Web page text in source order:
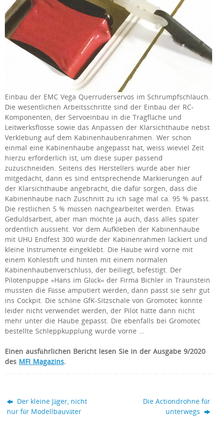
Einbau der EMC Vega Querruderservos im Schrumpfschlauch.
Die wesentlichen Arbeitsschritte sind der Einbau der RC-
Komponenten, der Servoeinbau in die Tragfläche und
Leitwerksflosse sowie das Anpassen der Klarsichthaube nebst
Verklebung auf dem Kabinenhaubenrahmen. Wer schon
einmal eine Kabinenhaube angepasst hat, weiss wieviel Zeit
hierzu erforderlich ist, um diese super passend
zuzuschneiden. Seitens des Herstellers wurde aber hier
mitgedacht, dann es sind entsprechende Markierungen auf
der Klarsichthaube angebracht, die dafür sorgen, dass die
Kabinenhaube nach Zuschnitt zu ich sage mal ca. 95 % passt.
Die restlichen 5 % müssen nachgearbeitet werden. Etwas
Geduldsarbeit, aber man möchte ja auch, dass alles später
ordentlich aussieht. Vor dem Aufkleben der Kabinenhaube
mit UHU Endfest 300 wurde der Kabinenrahmen lackiert und
kleine Instrumente eingeklebt. Die Haube wird vorne mit
einem Kohlestift und hinten mit einem normalen
Kabinenhaubenverschluss, der beiliegt, befestigt. Der
Pilotenpuppe »Hans im Glück« der Firma Bichler in Traunstein
mussten die Füsse amputiert werden, dann passt sie sehr gut
ins Cockpit. Die schöne GfK-Sitzschale von Gromotec konnte
leider nicht verwendet werden, der Pilot hätte dann nicht
mehr unter die Haube gepasst. Die ebenfalls bei Gromotec
bestellte Schleppkupplung wurde vorne …
Einen ausführlichen Bericht lesen Sie in der Ausgabe 9/2020
des MFI Magazins.
Der kleine Jäger, nicht
nur für Modellbauväter
Die Actiondrohne für
unterwegs